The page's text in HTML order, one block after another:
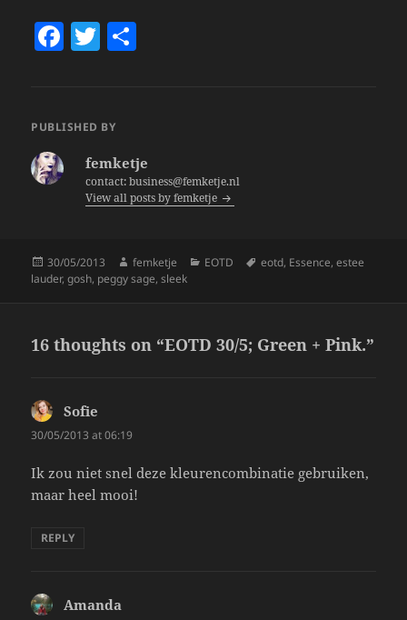
F
e
T
er
PUBLISHED BY
femketje
contact: business@femketje.nl
View all posts by femketje
Posted
on
30/05/2013 Author
femketje Categories
EOTD Tags
eotd, Essence,estee
lauder,gosh, peggy sage,sleek
16 thoughts on “EOTD 30/5; Green + Pink.”
Sofie
30/05/2013 at 06:19
Ik zou niet snel deze kleurencombinatie gebruiken,
maar heel mooi!
REPLY
Amanda